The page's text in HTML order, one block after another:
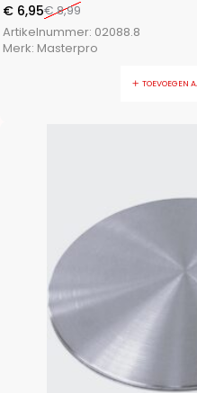
€8,99
€ 6,95
Artikelnummer: 02088.8
Merk: Masterpro
TOEVOEGEN